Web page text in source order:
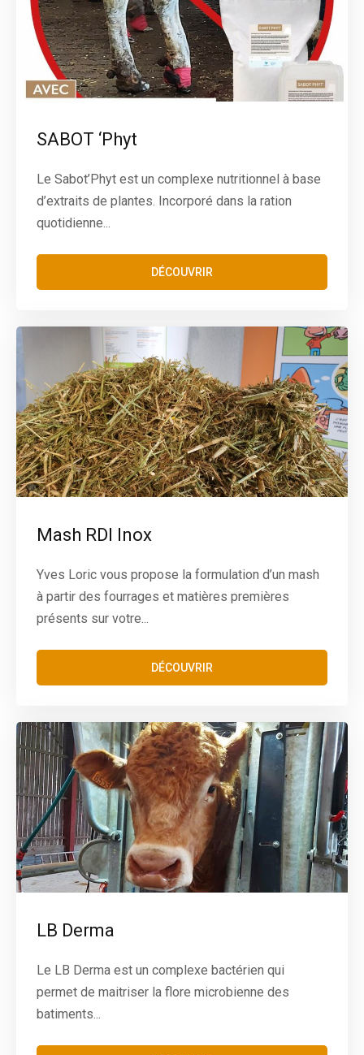
SABOT ‘Phyt
Le Sabot’Phyt est un complexe nutritionnel à base
d’extraits de plantes. Incorporé dans la ration
quotidienne...
DÉCOUVRIR
Mash RDI Inox
Yves Loric vous propose la formulation d’un mash
à partir des fourrages et matières premières
présents sur votre...
DÉCOUVRIR
LB Derma
Le LB Derma est un complexe bactérien qui
permet de maitriser la flore microbienne des
batiments...